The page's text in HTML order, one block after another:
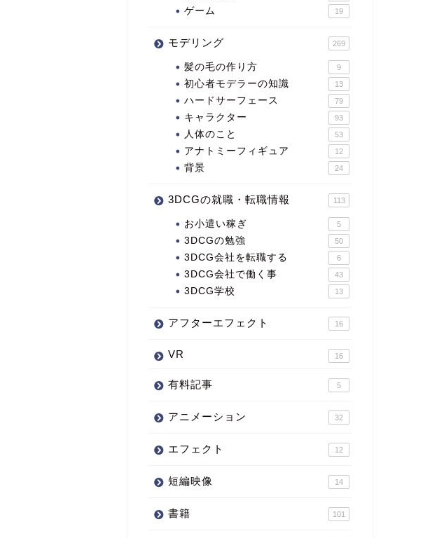
ゲーム 19
モデリング 269
髪の毛の作り方 9
初心者モデラーの知識 13
ハードサーフェース 79
キャラクター 93
人体のこと 53
アナトミーフィギュア 12
背景 24
3DCGの就職・転職情報 113
お小遣い稼ぎ 5
3DCGの勉強 50
3DCG会社を転職する 6
3DCG会社で働く事 43
3DCG学校 13
アフターエフェクト 16
VR 16
有料記事 5
アニメーション 32
エフェクト 12
短編映像 14
書籍 101